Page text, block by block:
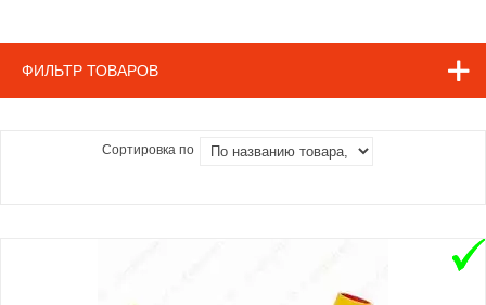
ФИЛЬТР ТОВАРОВ
Сортировка по